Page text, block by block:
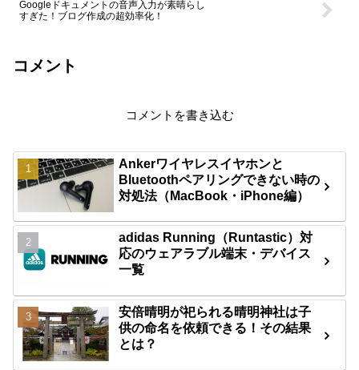
Googleドキュメントの音声入力が素晴らし
すぎた！ブログ作成の超効率化！
コメント
コメントを書き込む
Ankerワイヤレスイヤホンと
Bluetoothペアリングできない時の
対処法（MacBook・iPhone編）
adidas Running（Runtastic）対
応のウェアラブル端末・デバイス
一覧
安倍晴明が祀られる晴明神社は子
供の命名を依頼できる！その結果
とは？